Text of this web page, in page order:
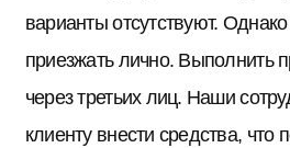
варианты отсутствуют.
приезжать лично. Выполнить
через третьих лиц. Наши
клиенту внести средства, что